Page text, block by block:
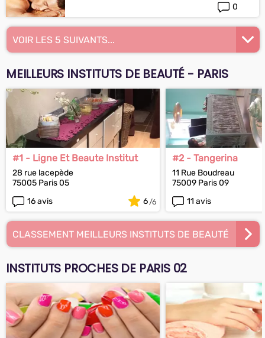
0
VOIR LES 5 SUIVANTS...
MEILLEURS INSTITUTS DE BEAUTÉ - PARIS
#1 - Ligne Et Beaute Institut
28 rue lacepède
75005 Paris 05
16 avis
6
#2 - Tangerina
11 Rue Boudreau
75009 Paris 09
11 avis
CLASSEMENT MEILLEURS INSTITUTS DE BEAUTÉ
INSTITUTS PROCHES DE PARIS 02